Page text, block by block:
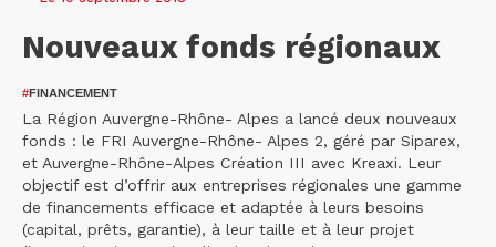
Nouveaux fonds régionaux
#FINANCEMENT
La Région Auvergne-Rhône- Alpes a lancé deux nouveaux
fonds : le FRI Auvergne-Rhône- Alpes 2, géré par Siparex,
et Auvergne-Rhône-Alpes Création III avec Kreaxi. Leur
objectif est d’offrir aux entreprises régionales une gamme
de financements efficace et adaptée à leurs besoins
(capital, prêts, garantie), à leur taille et à leur projet